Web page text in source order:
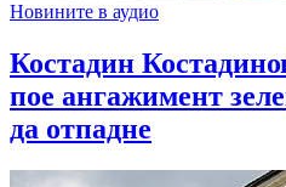
Новините в аудио
Костадин
пое ангажимент
да отпадне